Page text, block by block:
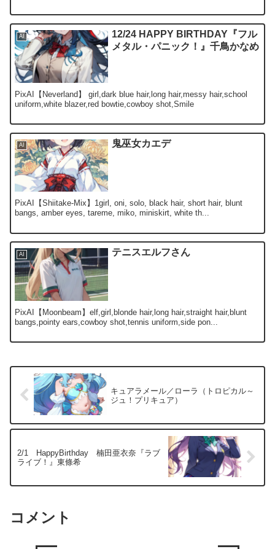
AI
12/24 HAPPY BIRTHDAY『フル
メタル・パニック！』千鳥かなめ
PixAI【Neverland】 girl,dark blue hair,long hair,messy hair,school
uniform,white blazer,red bowtie,cowboy shot,Smile
AI 鬼巫女カエデ
PixAI【Shiitake-Mix】1girl, oni, solo, black hair, short hair, blunt
bangs, amber eyes, tareme, miko, miniskirt, white th...
AI テニスエルフさん
PixAI【Moonbeam】elf,girl,blonde hair,long hair,straight hair,blunt
bangs,pointy ears,cowboy shot,tennis uniform,side pon...
キュアラメール／ローラ（トロピカル～
ジュ！プリキュア）
2/1 HappyBirthday 楠田亜衣奈『ラブ
ライブ！』東條希
コメント